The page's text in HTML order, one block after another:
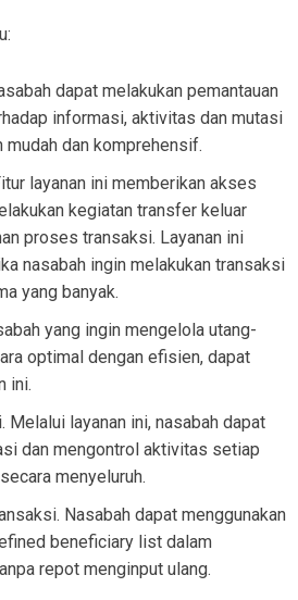
dapat melakukan pemantauan
informasi, aktivitas dan mutasi
mudah dan komprehensif.
layanan ini memberikan akses
kegiatan transfer keluar
proses transaksi. Layanan ini
nasabah ingin melakukan transaksi
yang banyak.
yang ingin mengelola utang-
optimal dengan efisien, dapat
ini.
Melalui layanan ini, nasabah dapat
dan mengontrol aktivitas setiap
menyeluruh.
Nasabah dapat menggunakan
beneficiary list dalam
repot menginput ulang.